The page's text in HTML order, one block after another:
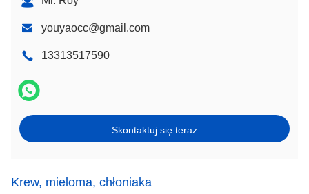
youyaocc@gmail.com
13313517590
Skontaktuj się teraz
Krew, mieloma, chłoniaka